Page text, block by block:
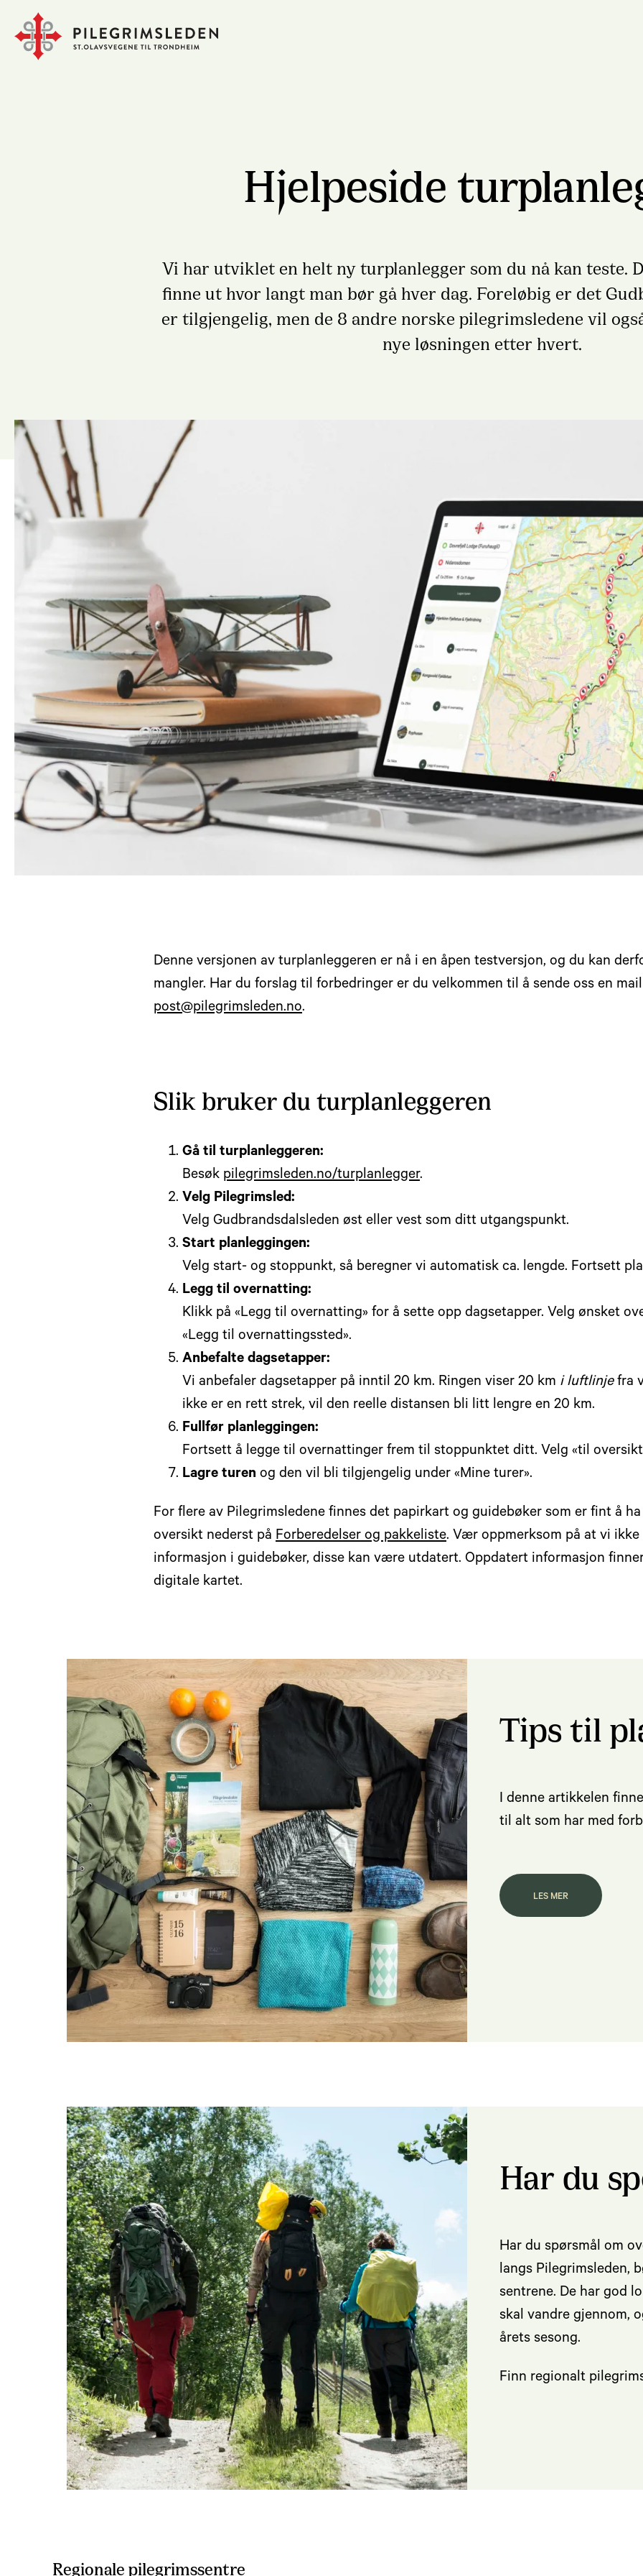
Hjelpeside
Vi har utviklet en helt ny turplanlegger som du nå kan teste.
finne ut hvor langt man bør gå hver dag. Foreløbig er det
er tilgjengelig, men de 8 andre norske pilegrimsledene vil
nye løsningen etter hvert.
Denne versjonen av turplanleggeren er nå i en åpen testversjon, og du kan
mangler. Har du forslag til forbedringer er du velkommen til å sende oss en
post@pilegrimsleden.no.
Slik bruker du turplanleggeren
Gå til turplanleggeren:
Besøk pilegrimsleden.no/turplanlegger.
Velg Pilegrimsled:
Velg Gudbrandsdalsleden øst eller vest som ditt utgangspunkt.
Start planleggingen:
Velg start- og stoppunkt, så beregner vi automatisk ca. lengde. Fortsett
Legg til overnatting:
Klikk på «Legg til overnatting» for å sette opp dagsetapper. Velg ønsket
«Legg til overnattingssted».
Anbefalte dagsetapper:
Vi anbefaler dagsetapper på inntil 20 km. Ringen viser 20 km i luftlinjefra
ikke er en rett strek, vil den reelle distansen bli litt lengre en 20 km.
Fullfør planleggingen:
Fortsett å legge til overnattinger frem til stoppunktet ditt. Velg «til
Lagre turen og den vil bli tilgjengelig under «Mine turer».
For flere av Pilegrimsledene finnes det papirkart og guidebøker som er fint å ha
oversikt nederst på Forberedelser og pakkeliste. Vær oppmerksom på at vi
informasjon i guidebøker, disse kan være utdatert. Oppdatert informasjon
digitale kartet.
Tips til
I denne artikkelen
til alt som har med
LES MER
Har du
Har du spørsmål om
langs Pilegrimsleden,
sentrene. De har god
skal vandre gjennom,
årets sesong.
Finn regionalt
Regionale pilegrimssentre